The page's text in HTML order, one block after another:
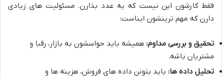
فقط کارشون این نیست که یه عدد بذارن. مسئولیت های زیادی
دارن که مهم ترینشون ایناست:
تحقیق و بررسی مداوم: همیشه باید حواسشون به بازار، رقبا و
مشتریان باشه.
تحلیل داده ها: باید بتونن داده های فروش، هزینه ها و